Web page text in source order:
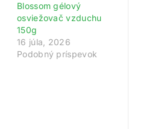
Blossom gélový
osviežovač vzduchu
150g
16 júla, 2026
Podobný príspevok